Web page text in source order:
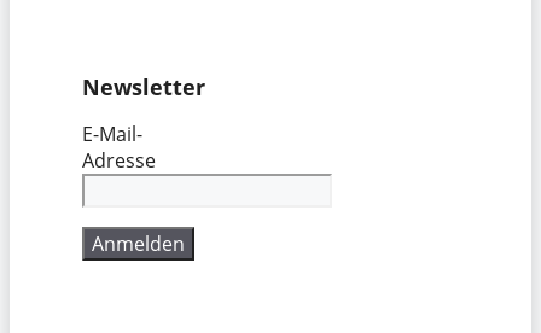
Newsletter
E-Mail-
Adresse